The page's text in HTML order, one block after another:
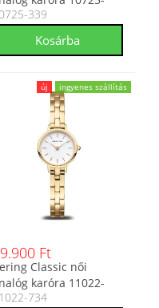
339
új ingyenes szállítás
Ft
Classic női
karóra 11022-
734